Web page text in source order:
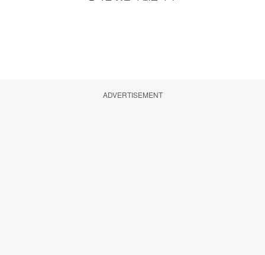
ADVERTISEMENT